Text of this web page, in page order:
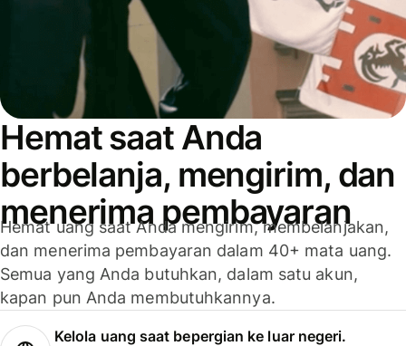
Hemat saat Anda
berbelanja, mengirim, dan
menerima pembayaran
Hemat uang saat Anda mengirim, membelanjakan,
dan menerima pembayaran dalam 40+ mata uang.
Semua yang Anda butuhkan, dalam satu akun,
kapan pun Anda membutuhkannya.
Kelola uang saat bepergian ke luar negeri.